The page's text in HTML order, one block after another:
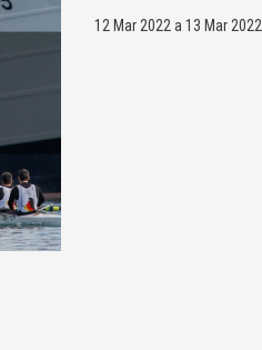
12 Mar 2022 a 13 Mar 2022